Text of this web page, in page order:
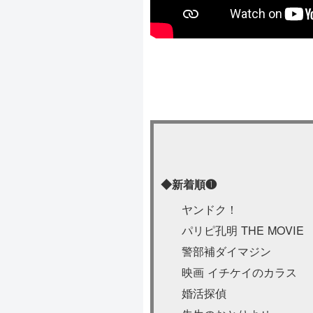
◆新着順❶
ヤンドク！
パリピ孔明 THE MOVIE
警部補ダイマジン
映画 イチケイのカラス
婚活探偵